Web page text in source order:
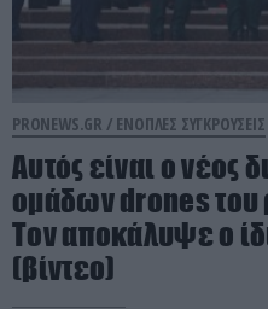
PRONEWS.GR / ΕΝΟΠΛΕΣ ΣΥΓΚΡΟΥΣΕΙΣ
Αυτός είναι ο νέος
ομάδων drones του
Τον αποκάλυψε ο
(βίντεο)